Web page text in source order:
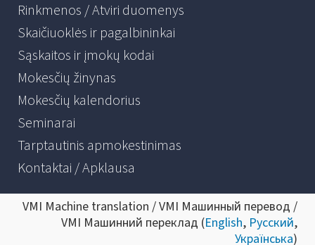
Rinkmenos / Atviri duomenys
Skaičiuoklės ir pagalbininkai
Sąskaitos ir įmokų kodai
Mokesčių žinynas
Mokesčių kalendorius
Seminarai
Tarptautinis apmokestinimas
Kontaktai / Apklausa
VMI Machine translation / VMI Машинный перевод /
VMI Машинний переклад (English, Русский,
Українська)